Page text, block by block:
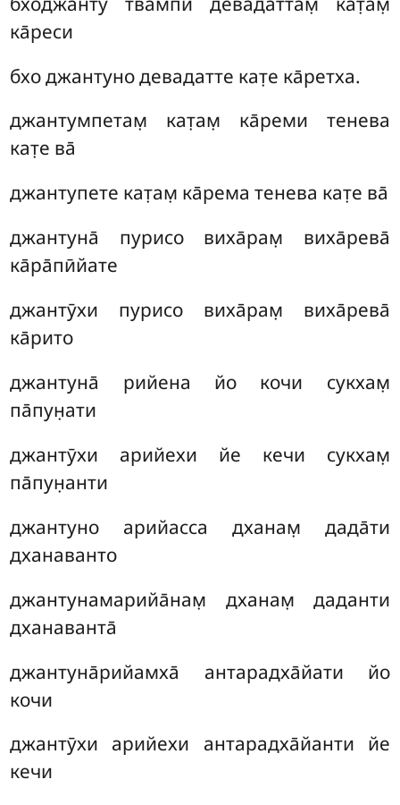
ка̄реси
бхо джантуно девадатте кат̣е ка̄ретха.
джантумпетам̣ кат̣ам̣ ка̄реми тенева
кат̣е ва̄
джантупете кат̣ам̣ ка̄рема тенева кат̣е ва̄
джантуна̄ пурисо виха̄рам̣ виха̄рева̄
ка̄ра̄пӣйате
джантӯхи пурисо виха̄рам̣ виха̄рева̄
ка̄рито
джантуна̄ рийена йо кочи сукхам̣
па̄пун̣ати
джантӯхи арийехи йе кечи сукхам̣
па̄пун̣анти
джантуно арийасса дханам̣ дада̄ти
дханаванто
джантунамарийа̄нам̣ дханам̣ даданти
дханаванта̄
джантуна̄рийамха̄ антарадха̄йати йо
кочи
джантӯхи арийехи антарадха̄йанти йе
кечи